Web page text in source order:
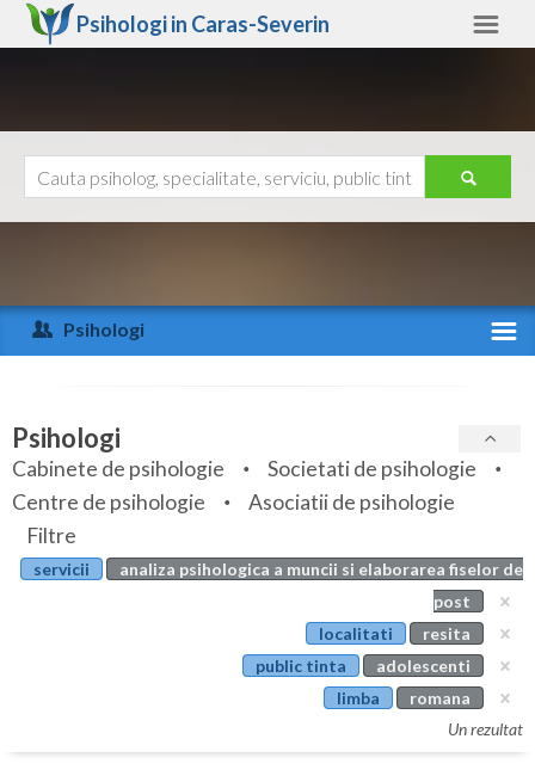
Psihologi in Caras-Severin
Arad
Arges
Bihor
Bistrita-Nasaud
Botosani
Ajutor
Psihologi
Specialitati
Servicii
Articole
Evenimente
Psihologi
Cabinete de psihologie
Societati de psihologie
Centre de psihologie
Asociatii de psihologie
Filtre
servicii
analiza psihologica a muncii si elaborarea fiselor de
post
localitati
resita
public tinta
adolescenti
limba
romana
Un rezultat